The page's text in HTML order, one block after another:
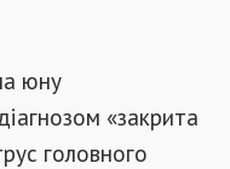
юну
«закрита
головного